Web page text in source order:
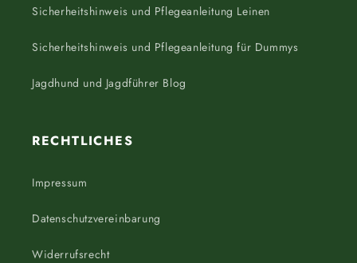
Sicherheitshinweis und Pflegeanleitung Leinen
Sicherheitshinweis und Pflegeanleitung für Dummys
Jagdhund und Jagdführer Blog
RECHTLICHES
Impressum
Datenschutzvereinbarung
Widerrufsrecht